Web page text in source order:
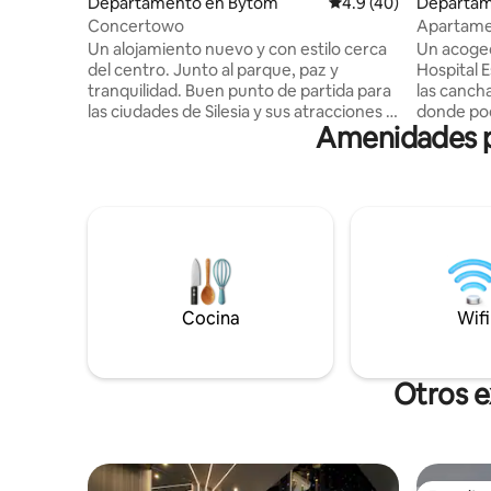
Concertowo
Un alojamiento nuevo y con estilo cerca
del centro. Junto al parque, paz y
tranquilidad. Buen punto de partida para
las ciudades de Silesia y sus atracciones :
Katowice Spodek, a 20 minutos Estadio
Chorzów Śląski Stadium - 20 min Gliwice
adosada de ladrillo con una entrada
independiente dentro del patio trasero.
En los días calurosos, da refugio y un
ambiente agradable sin necesidad de
Un
Hospital
las
donde
y
la vida
Cerca
otras
Gliwice,
Amenidades
Cocina Wifi
Otros